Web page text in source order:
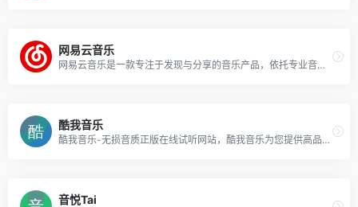
网易云音乐
网易云音乐是一款专注于发现与分享的音乐产品，依托专业音乐人、DJ、好友推荐及社交功能，为用户打造全新的音乐生活。
酷我音乐
酷我音乐-无损音质正版在线试听网站，酷我音乐为您提供高品质音乐，无损音乐下载，拥有各类音乐榜单，快捷的新歌速递，完善的主题电台，个性化的歌曲推荐，高品质音乐在线听，好音质，用酷我。
音悦Tai